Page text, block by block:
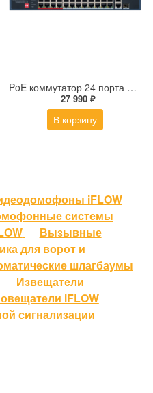
PoE коммутатор 24 порта F-SW-EU426POE-V/L
27 990 ₽
В корзину
iFLOW
системы
Вызывные
для ворот и
шлагбаумы
Извещатели
iFLOW
сигнализации